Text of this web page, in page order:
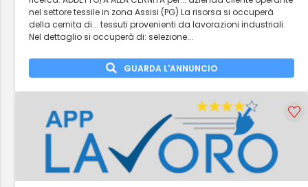
nel settore tessile in zona Assisi (PG) La risorsa si occuperà
della cernita di... tessuti provenienti da lavorazioni industriali.
Nel dettaglio si occuperà di: selezione...
GUARDA L'ANNUNCIO